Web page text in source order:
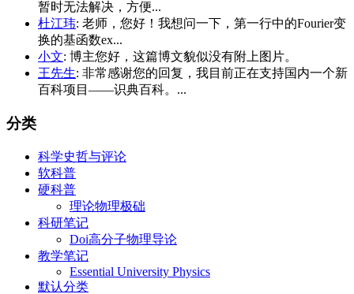
暂时无法解决，方便...
杜江玮: 老师，您好！我想问一下，第一行中的Fourier变
换的基函数ex...
小文: 博主您好，这篇博文貌似没有附上图片。
王先生: 非常感谢您的回复，我目前正在支持国内一个新
百科项目——识典百科。...
分类
科学史哲与评论
软科普
硬科普
理论物理极础
科研笔记
Doi高分子物理导论
教学笔记
Essential University Physics
默认分类